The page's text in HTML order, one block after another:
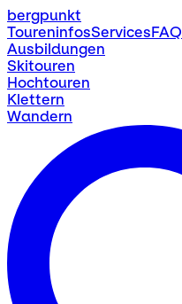
bergpunkt
ToureninfosServicesFAQ
Ausbildungen
Skitouren
Hochtouren
Klettern
Wandern